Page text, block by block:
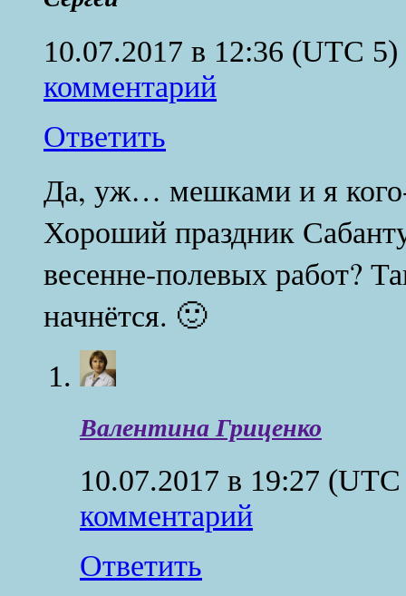
10.07.2017 в 12:36 (UTC 5)
комментарий
Ответить
Да, уж… мешками и я
Хороший праздник
весенне-полевых работ?
начнётся. 🙂
Валентина Гриценко
10.07.2017 в 19:27
комментарий
Ответить